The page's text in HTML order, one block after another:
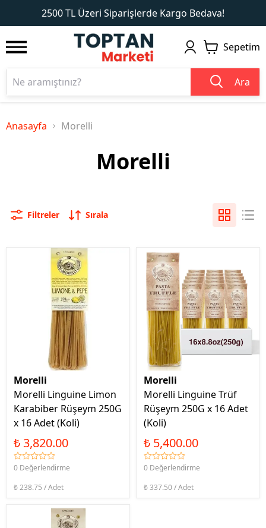
2500 TL Üzeri Siparişlerde Kargo Bedava!
1
Sepetim
Ara
Anasayfa Morelli
Morelli
Filtreler Sırala
Morelli
Morelli Linguine Limon
Karabiber Rüşeym 250G
x 16 Adet (Koli)
₺ 3,820.00
0 Değerlendirme
₺ 238.75 / Adet
Morelli
Morelli Linguine Trüf
Rüşeym 250G x 16 Adet
(Koli)
₺ 5,400.00
0 Değerlendirme
₺ 337.50 / Adet